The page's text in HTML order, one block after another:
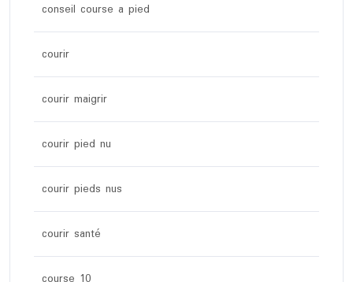
conseil course a pied
courir
courir maigrir
courir pied nu
courir pieds nus
courir santé